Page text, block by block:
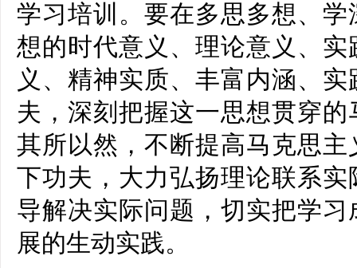
学习培训。要在多思多想、
想的时代意义、理论意义、
义、精神实质、丰富内涵、
夫，深刻把握这一思想贯穿
其所以然，不断提高马克思
下功夫，大力弘扬理论联系
导解决实际问题，切实把学
展的生动实践。